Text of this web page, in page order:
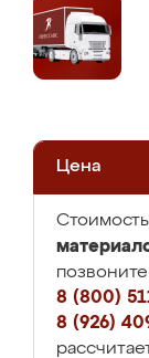
Цена
8 (800)
8 (926)